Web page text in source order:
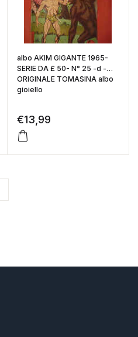
albo AKIM GIGANTE 1965-
SERIE DA £ 50- N° 25 -d -
ORIGINALE TOMASINA albo
gioiello
€13,99